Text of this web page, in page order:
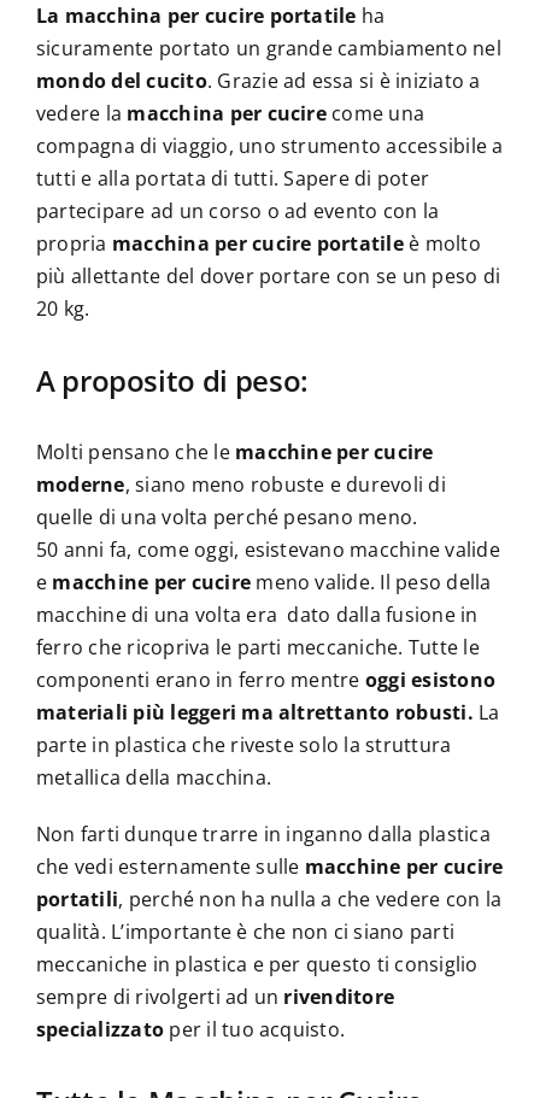
La macchina per cucire portatile ha
sicuramente portato un grande cambiamento nel
mondo del cucito. Grazie ad essa si è iniziato a
vedere la macchina per cucirecome una
compagna di viaggio, uno strumento accessibile a
tutti e alla portata di tutti. Sapere di poter
partecipare ad un corso o ad evento con la
propria macchina per cucire portatileè molto
più allettante del dover portare con se un peso di
20 kg.
A proposito di peso:
Molti pensano che le macchine per cucire
moderne, siano meno robuste e durevoli di
quelle di una volta perché pesano meno.
50 anni fa, come oggi, esistevano macchine valide
e macchine per cucire meno valide. Il peso della
macchine di una volta era dato dalla fusione in
ferro che ricopriva le parti meccaniche. Tutte le
componenti erano in ferro mentre oggi esistono
materiali più leggeri ma altrettanto robusti. La
parte in plastica che riveste solo la struttura
metallica della macchina.
Non farti dunque trarre in inganno dalla plastica
che vedi esternamente sulle macchine per cucire
portatili, perché non ha nulla a che vedere con la
qualità. L’importante è che non ci siano parti
meccaniche in plastica e per questo ti consiglio
sempre di rivolgerti ad un rivenditore
specializzato per il tuo acquisto.